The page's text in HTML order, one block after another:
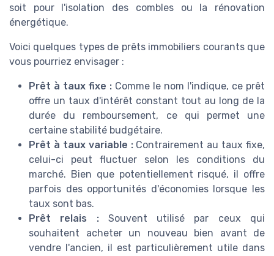
soit pour l'isolation des combles ou la rénovation
énergétique.
Voici quelques types de prêts immobiliers courants que
vous pourriez envisager :
Prêt à taux fixe : Comme le nom l'indique, ce prêt
offre un taux d'intérêt constant tout au long de la
durée du remboursement, ce qui permet une
certaine stabilité budgétaire.
Prêt à taux variable :Contrairement au taux fixe,
celui-ci peut fluctuer selon les conditions du
marché. Bien que potentiellement risqué, il offre
parfois des opportunités d'économies lorsque les
taux sont bas.
Prêt relais :Souvent utilisé par ceux qui
souhaitent acheter un nouveau bien avant de
vendre l'ancien, il est particulièrement utile dans